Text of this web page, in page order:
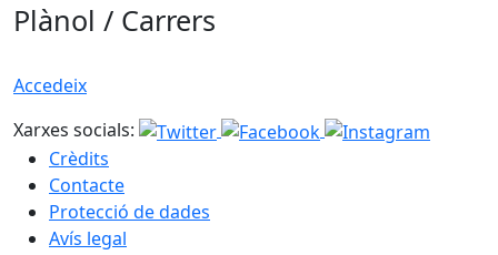
Plànol / Carrers
Accedeix
Xarxes socials:
Crèdits
Contacte
Protecció de dades
Avís legal